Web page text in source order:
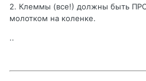
2. Клеммы (все!) должны быть
молотком на коленке.
..